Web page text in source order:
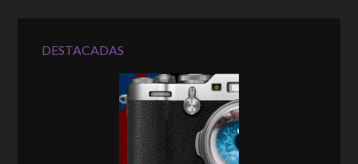
DESTACADAS